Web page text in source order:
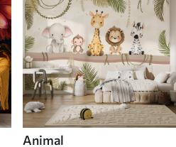
Animal